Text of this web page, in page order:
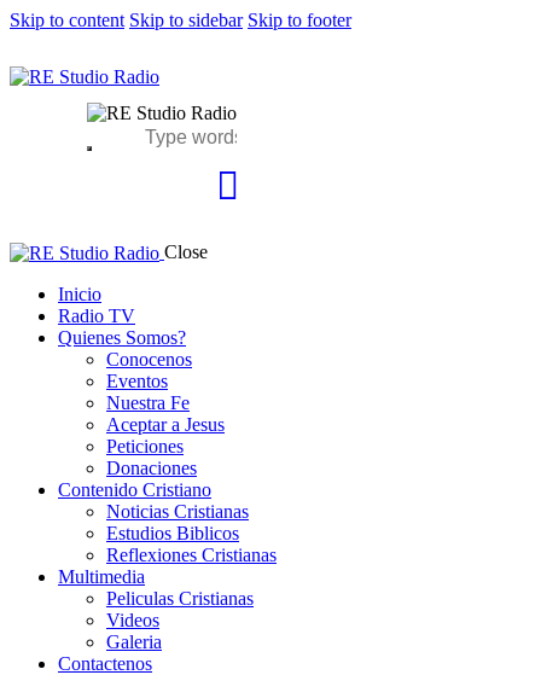
Skip to content Skip to sidebar Skip to footer
Close
Inicio
Radio TV
Quienes Somos?
Conocenos
Eventos
Nuestra Fe
Aceptar a Jesus
Peticiones
Donaciones
Contenido Cristiano
Noticias Cristianas
Estudios Biblicos
Reflexiones Cristianas
Multimedia
Peliculas Cristianas
Videos
Galeria
Contactenos